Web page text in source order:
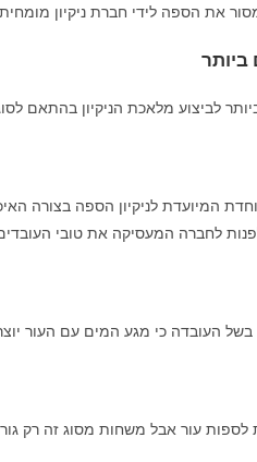
את הספה לידי חברת ניקיון
לביצוע מלאכת הניקיון בהתאם
המיועדת לניקיון הספה בצורה
לחברה המעסיקה את טובי
העובדה כי מגע המים עם העור
עור אבל משחות מסוג זה רק